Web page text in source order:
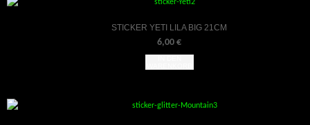
STICKER YETI LILA BIG 21CM
6,00 €